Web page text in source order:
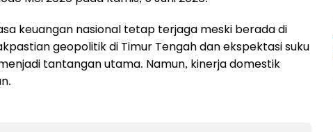
keuangan nasional tetap terjaga meski berada di
geopolitik di Timur Tengah dan ekspektasi suku
tantangan utama. Namun, kinerja domestik